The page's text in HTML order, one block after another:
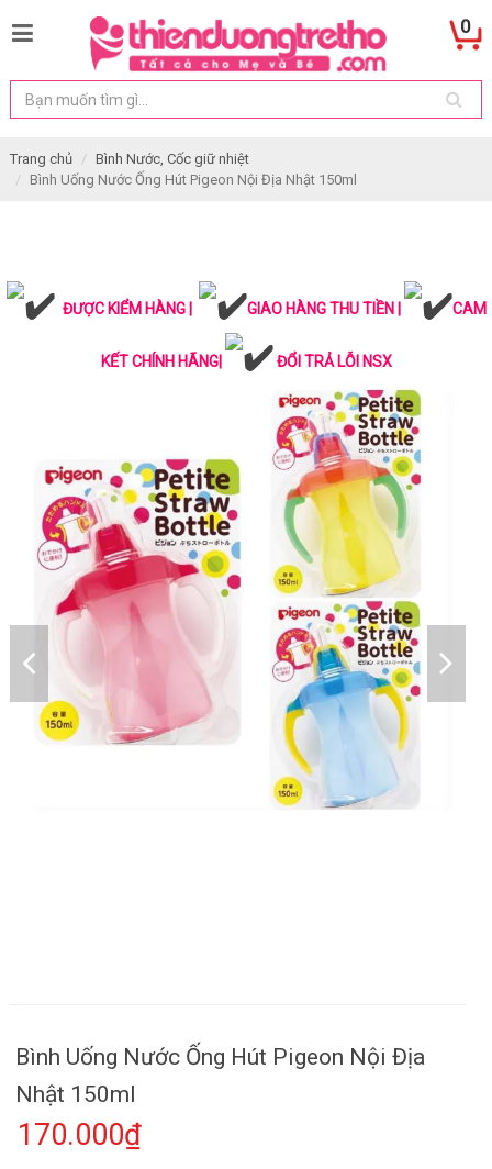
0
Trang chủ
Bình Nước, Cốc giữ nhiệt
Bình Uống Nước Ống Hút Pigeon Nội Địa Nhật 150ml
ĐƯỢC KIỂM HÀNG | GIAO HÀNG THU TIỀN | CAM
KẾT CHÍNH HÃNG| ĐỔI TRẢ LỖI NSX
Bình Uống Nước Ống Hút Pigeon Nội Địa
Nhật 150ml
170.000₫